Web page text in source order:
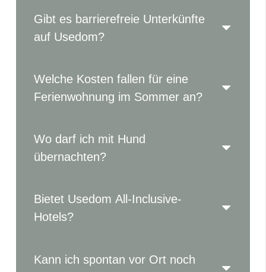
Gibt es barrierefreie Unterkünfte
auf Usedom?
Welche Kosten fallen für eine
Ferienwohnung im Sommer an?
Wo darf ich mit Hund
übernachten?
Bietet Usedom All-Inclusive-
Hotels?
Kann ich spontan vor Ort noch